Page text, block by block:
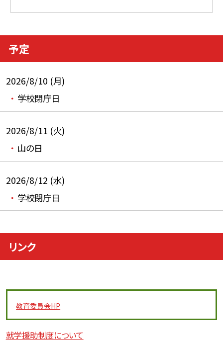
予定
2026/8/10 (月)
学校閉庁日
2026/8/11 (火)
山の日
2026/8/12 (水)
学校閉庁日
リンク
教育委員会HP
就学援助制度について